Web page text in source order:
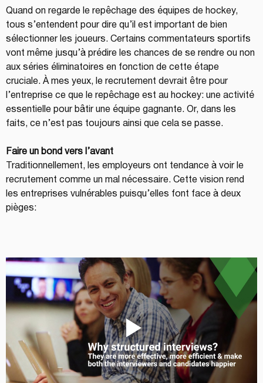
Quand on regarde le repêchage des équipes de hockey,
tous s’entendent pour dire qu’il est important de bien
sélectionner les joueurs. Certains commentateurs sportifs
vont même jusqu’à prédire les chances de se rendre ou non
aux séries éliminatoires en fonction de cette étape
cruciale. À mes yeux, le recrutement devrait être pour
l’entreprise ce que le repêchage est au hockey: une activité
essentielle pour bâtir une équipe gagnante. Or, dans les
faits, ce n’est pas toujours ainsi que cela se passe.
Faire un bond vers l’avant
Traditionnellement, les employeurs ont tendance à voir le
recrutement comme un mal nécessaire. Cette vision rend
les entreprises vulnérables puisqu’elles font face à deux
pièges: